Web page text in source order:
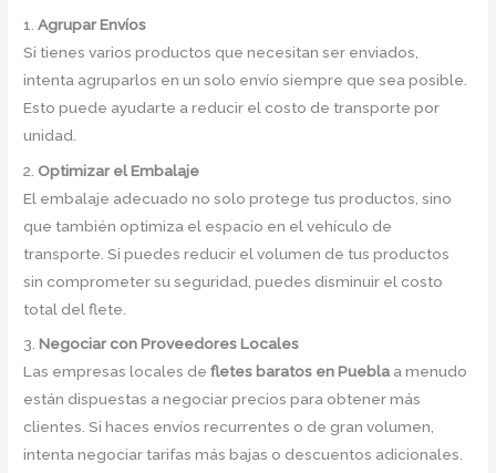
1.Agrupar Envíos
Si tienes varios productos que necesitan ser enviados,
intenta agruparlos en un solo envío siempre que sea posible.
Esto puede ayudarte a reducir el costo de transporte por
unidad.
2. Optimizar el Embalaje
El embalaje adecuado no solo protege tus productos, sino
que también optimiza el espacio en el vehículo de
transporte. Si puedes reducir el volumen de tus productos
sin comprometer su seguridad, puedes disminuir el costo
total del flete.
3.Negociar con Proveedores Locales
Las empresas locales defletes baratos en Puebla a menudo
están dispuestas a negociar precios para obtener más
clientes. Si haces envíos recurrentes o de gran volumen,
intenta negociar tarifas más bajas o descuentos adicionales.